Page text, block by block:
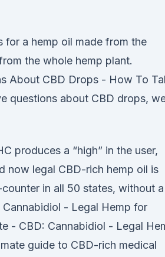
for a hemp oil made from the
the whole hemp plant.
About CBD Drops - How To
questions about CBD drops,
produces a “high” in the user,
now legal CBD-rich hemp oil is
in all 50 states, without a
- Legal Hemp for
- CBD: Cannabidiol - Legal
guide to CBD-rich medical